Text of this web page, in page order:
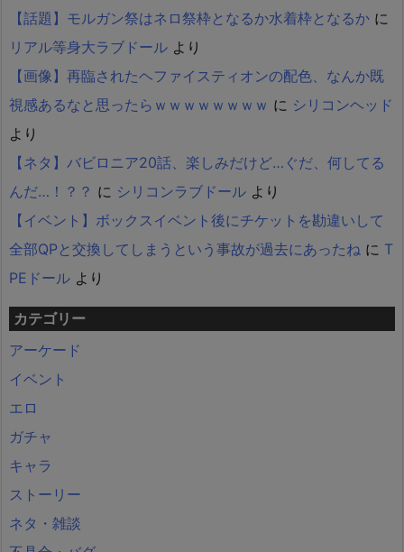
【話題】モルガン祭はネロ祭枠となるか水着枠となるか に
リアル等身大ラブドール より
【画像】再臨されたヘファイスティオンの配色、なんか既
視感あるなと思ったらｗｗｗｗｗｗｗｗ に シリコンヘッド
より
【ネタ】バビロニア20話、楽しみだけど…ぐだ、何してる
んだ…！？？ に シリコンラブドール より
【イベント】ボックスイベント後にチケットを勘違いして
全部QPと交換してしまうという事故が過去にあったね に T
PEドール より
カテゴリー
アーケード
イベント
エロ
ガチャ
キャラ
ストーリー
ネタ・雑談